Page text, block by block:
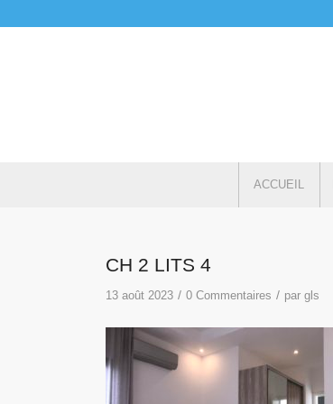
ACCUEIL
CH 2 LITS 4
13 août 2023 / 0 Commentaires / pargls